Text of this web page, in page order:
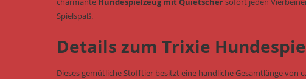
Spielspaß.
Details zum Trixie
Dieses gemütliche Stofftier besitzt eine handliche Gesamtlänge von